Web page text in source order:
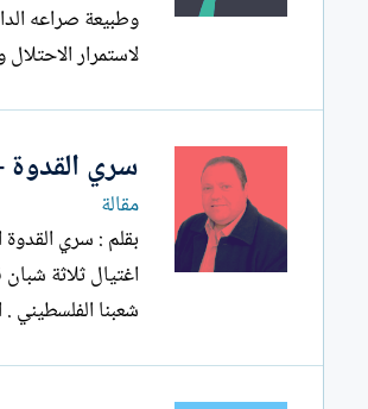
وطبيعة صراعه
لاستمرار
سري القدوة
مقالة
اغتيال ثلاثة
شعبنا الفلسطيني . استمرار عمليات القتل واقتحام المدن الفلسطينية والاعتداء...